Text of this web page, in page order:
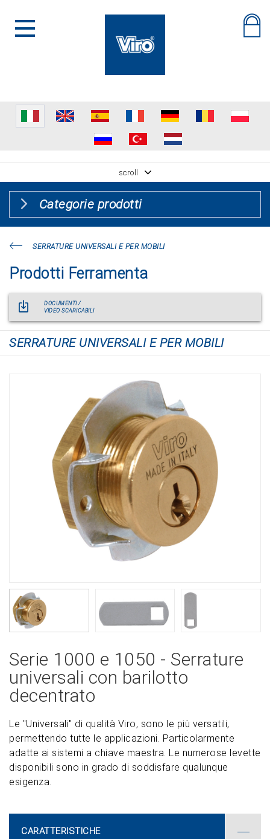
scroll
Categorie prodotti
SERRATURE UNIVERSALI E PER MOBILI
Prodotti Ferramenta
DOCUMENTI /
VIDEO SCARICABILI
SERRATURE UNIVERSALI E PER MOBILI
Serie 1000 e 1050 - Serrature
universali con barilotto
decentrato
Le "Universali" di qualità Viro, sono le più versatili,
permettendo tutte le applicazioni. Particolarmente
adatte ai sistemi a chiave maestra. Le numerose levette
disponibili sono in grado di soddisfare qualunque
esigenza.
CARATTERISTICHE